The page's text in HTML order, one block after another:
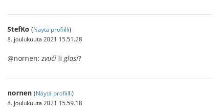
StefKo (Näytä profiilli)
8. joulukuuta 2021 15.51.28
@nornen: zvuči liglasi?
nornen (Näytä profiilli)
8. joulukuuta 2021 15.59.18